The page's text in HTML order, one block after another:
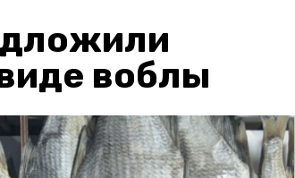
воблы